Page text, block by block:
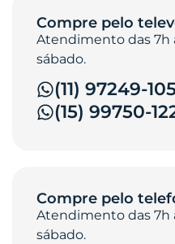
Compre pelo
Atendimento das 7h
sábado.
(11) 97249-
(15) 99750-
Compre pelo
Atendimento das 7h
sábado.